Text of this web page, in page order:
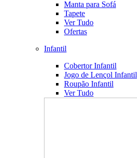
Manta para Sofá
Tapete
Ver Tudo
Ofertas
Infantil
Cobertor Infantil
Jogo de Lençol Infantil
Roupão Infantil
Ver Tudo